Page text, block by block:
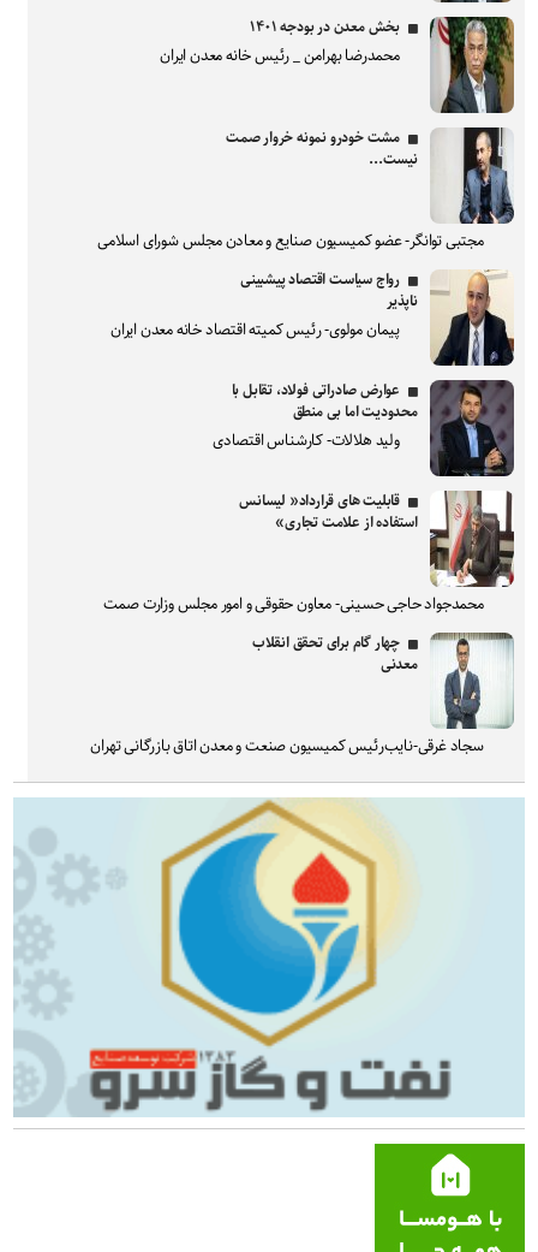
بخش معدن در بودجه ۱۴۰۱
محمدرضا بهرامن _ رئیس خانه معدن ایران
مشت خودرو نمونه خروار صمت
نیست...
مجتبی توانگر- عضو کمیسیون صنایع و معادن مجلس شورای اسلامی
رواج سیاست اقتصاد پیشبینی
ناپذیر
پیمان مولوی- رئیس کمیته اقتصاد خانه معدن ایران
عوارض صادراتی فولاد، تقابل با
محدودیت اما بی منطق
ولید هلالات- کارشناس اقتصادی
قابلیت های قرارداد« لیسانس
استفاده از علامت تجاری»
محمدجواد حاجی حسینی- معاون حقوقی و امور مجلس وزارت صمت
چهار گام برای تحقق انقلاب
معدنی
سجاد غرقی-نایب‌رئیس کمیسیون صنعت و معدن اتاق بازرگانی تهران